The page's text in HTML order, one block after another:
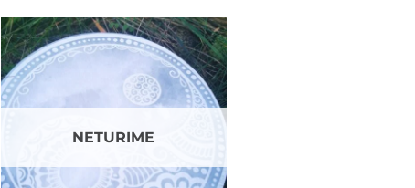
Mėgstamiausias
NETURIME